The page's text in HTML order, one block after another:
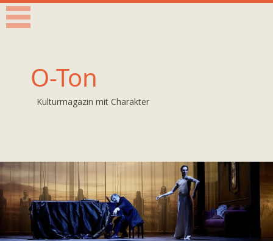
O-Ton
Kulturmagazin mit Charakter